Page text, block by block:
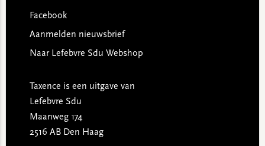
Facebook
Aanmelden nieuwsbrief
Naar Lefebvre Sdu Webshop
Taxence is een uitgave van
Lefebvre Sdu
Maanweg 174
2516 AB Den Haag